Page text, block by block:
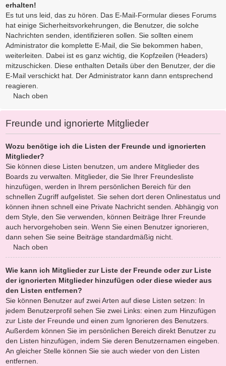
erhalten!
Es tut uns leid, das zu hören. Das E-Mail-Formular dieses Forums
hat einige Sicherheitsvorkehrungen, die Benutzer, die solche
Nachrichten senden, identifizieren sollen. Sie sollten einem
Administrator die komplette E-Mail, die Sie bekommen haben,
weiterleiten. Dabei ist es ganz wichtig, die Kopfzeilen (Headers)
mitzuschicken. Diese enthalten Details über den Benutzer, der die
E-Mail verschickt hat. Der Administrator kann dann entsprechend
reagieren.
Nach oben
Freunde und ignorierte Mitglieder
Wozu benötige ich die Listen der Freunde und ignorierten
Mitglieder?
Sie können diese Listen benutzen, um andere Mitglieder des
Boards zu verwalten. Mitglieder, die Sie Ihrer Freundesliste
hinzufügen, werden in Ihrem persönlichen Bereich für den
schnellen Zugriff aufgelistet. Sie sehen dort deren Onlinestatus und
können ihnen schnell eine Private Nachricht senden. Abhängig von
dem Style, den Sie verwenden, können Beiträge Ihrer Freunde
auch hervorgehoben sein. Wenn Sie einen Benutzer ignorieren,
dann sehen Sie seine Beiträge standardmäßig nicht.
Nach oben
Wie kann ich Mitglieder zur Liste der Freunde oder zur Liste
der ignorierten Mitglieder hinzufügen oder diese wieder aus
den Listen entfernen?
Sie können Benutzer auf zwei Arten auf diese Listen setzen: In
jedem Benutzerprofil sehen Sie zwei Links: einen zum Hinzufügen
zur Liste der Freunde und einen zum Ignorieren des Benutzers.
Außerdem können Sie im persönlichen Bereich direkt Benutzer zu
den Listen hinzufügen, indem Sie deren Benutzernamen eingeben.
An gleicher Stelle können Sie sie auch wieder von den Listen
entfernen.